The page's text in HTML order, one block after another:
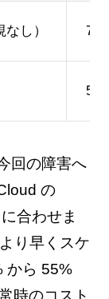
なし）
回の障害へ
の
合わせま
り早くスケ
から 55%
時のコスト